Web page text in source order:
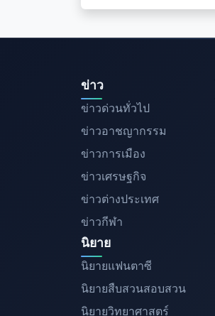
ข่าว
ข่าวด่วนทั่วไป
ข่าวอาชญากรรม
ข่าวการเมือง
ข่าวเศรษฐกิจ
ข่าวต่างประเทศ
ข่าวกีฬา
นิยาย
นิยายแฟนตาซี
นิยายสืบสวนสอบสวน
นิยายวิทยาศาสตร์